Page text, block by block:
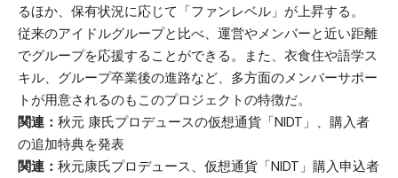
るほか、保有状況に応じて「ファンレベル」が上昇する。
従来のアイドルグループと比べ、運営やメンバーと近い距離
でグループを応援することができる。また、衣食住や語学ス
キル、グループ卒業後の進路など、多方面のメンバーサポー
トが用意されるのもこのプロジェクトの特徴だ。
関連： 秋元 康氏プロデュースの仮想通貨「NIDT」、購入者
の追加特典を発表
関連： 秋元康氏プロデュース、仮想通貨「NIDT」購入申込者